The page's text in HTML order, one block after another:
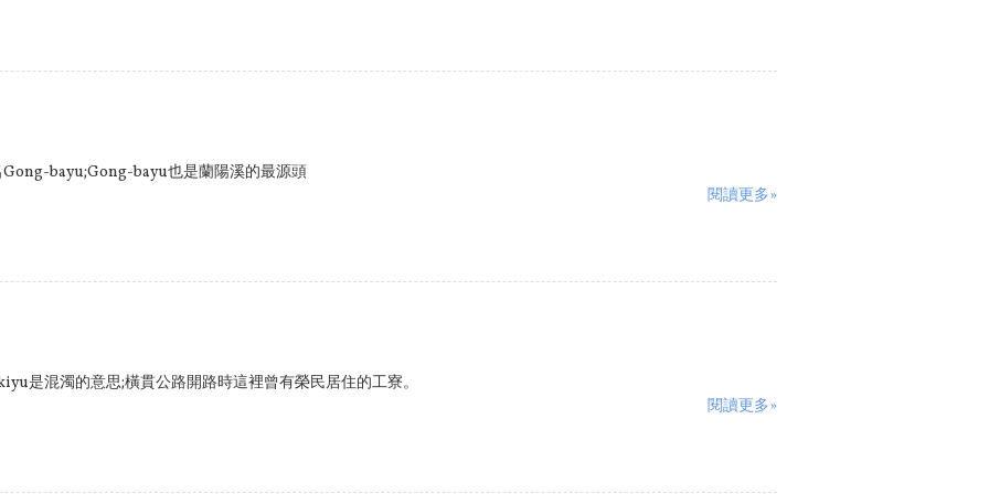
bayu;Gong-bayu也是蘭陽溪的最源頭
閱讀更多»
是混濁的意思;橫貫公路開路時這裡曾有榮民居住的工寮。
閱讀更多»